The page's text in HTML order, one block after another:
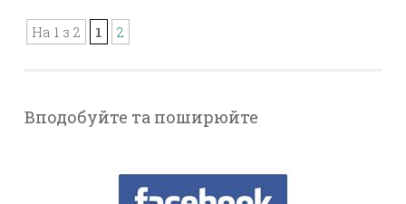
На 1 з 2 1 2
Вподобуйте та поширюйте